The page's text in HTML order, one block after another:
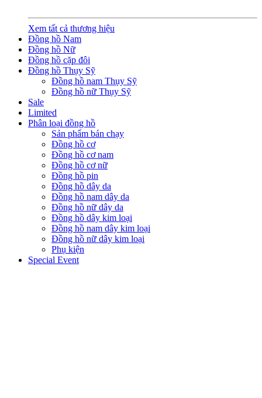
Xem tất cả thương hiệu
Đồng hồ Nam
Đồng hồ Nữ
Đồng hồ cặp đôi
Đồng hồ Thụy Sỹ
Đồng hồ nam Thụy Sỹ
Đồng hồ nữ Thụy Sỹ
Sale
Limited
Phân loại đồng hồ
Sản phẩm bán chạy
Đồng hồ cơ
Đồng hồ cơ nam
Đồng hồ cơ nữ
Đồng hồ pin
Đồng hồ dây da
Đồng hồ nam dây da
Đồng hồ nữ dây da
Đồng hồ dây kim loại
Đồng hồ nam dây kim loại
Đồng hồ nữ dây kim loại
Phụ kiện
Special Event